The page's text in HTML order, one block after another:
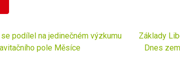
podílel na jedinečném výzkumu
pole Měsíce
Základy
Dnes